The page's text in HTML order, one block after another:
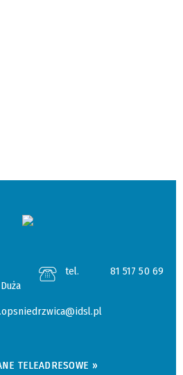
tel. 81 517 50 69
TELEADRESOWE »